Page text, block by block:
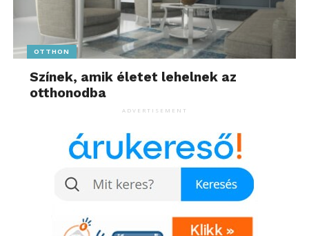
OTTHON
Színek, amik életet lehelnek az
otthonodba
ADVERTISEMENT